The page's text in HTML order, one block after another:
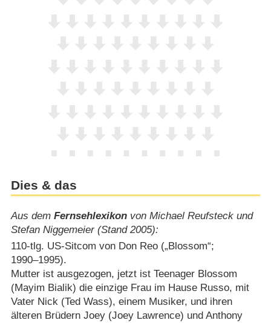
Dies & das
Aus dem Fernsehlexikonvon Michael Reufsteck und
Stefan Niggemeier (Stand 2005):
110-tlg. US-Sitcom von Don Reo („Blossom“;
1990⁠–⁠1995).
Mutter ist ausgezogen, jetzt ist Teenager Blossom
(Mayim Bialik) die einzige Frau im Hause Russo, mit
Vater Nick (Ted Wass), einem Musiker, und ihren
älteren Brüdern Joey (Joey Lawrence) und Anthony